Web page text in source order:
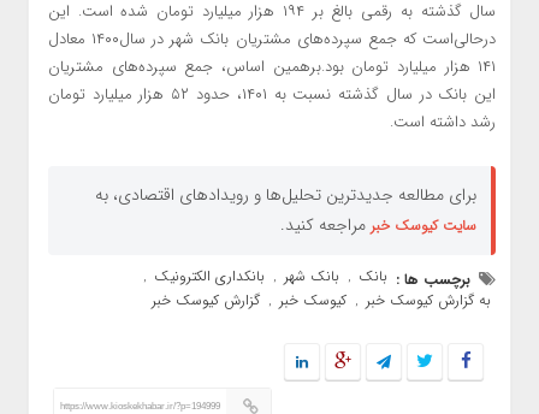
سال گذشته به رقمی بالغ بر ۱۹۴ هزار میلیارد تومان شده است. این
درحالی‌است که جمع سپرده‌های مشتریان بانک شهر در سال۱۴۰۰ معادل
۱۴۱ هزار میلیارد تومان بود.برهمین اساس، جمع سپرده‌های مشتریان
این بانک در سال گذشته نسبت به ۱۴۰۱، حدود ۵۲ هزار میلیارد تومان
رشد داشته است.
برای مطالعه جدیدترین تحلیل‌ها و رویدادهای اقتصادی، به
سایت کیوسک خبر مراجعه کنید.
برچسب ها : بانک , بانک شهر , بانکداری الکترونیک ,
به گزارش کیوسک خبر , کیوسک خبر , گزارش کیوسک خبر
https://www.kioskekhabar.ir/?p=194999